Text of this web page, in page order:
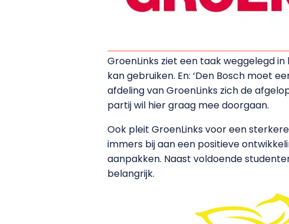
GroenLinks ziet een taak weggelegd
kan gebruiken. En: ‘Den Bosch moet
afdeling van GroenLinks zich de
partij wil hier graag mee doorgaan.
Ook pleit GroenLinks voor een
immers bij aan een positieve
aanpakken. Naast voldoende
belangrijk.